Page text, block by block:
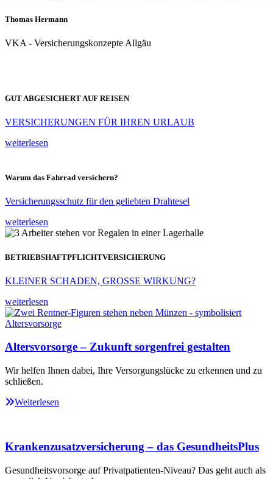
Thomas Hermann
VKA - Versicherungskonzepte Allgäu
GUT ABGESICHERT AUF REISEN
VERSICHERUNGEN FÜR IHREN URLAUB
weiterlesen
Warum das Fahrrad versichern?
Versicherungsschutz für den geliebten Drahtesel
weiterlesen
BETRIEBSHAFTPFLICHTVERSICHERUNG
KLEINER SCHADEN, GROSSE WIRKUNG?
weiterlesen
Altersvorsorge – Zukunft sorgenfrei gestalten
Wir helfen Ihnen dabei, Ihre Versorgungslücke zu erkennen und zu
schließen.
Weiterlesen
Krankenzusatzversicherung – das GesundheitsPlus
Gesundheitsvorsorge auf Privatpatienten-Niveau? Das geht auch als